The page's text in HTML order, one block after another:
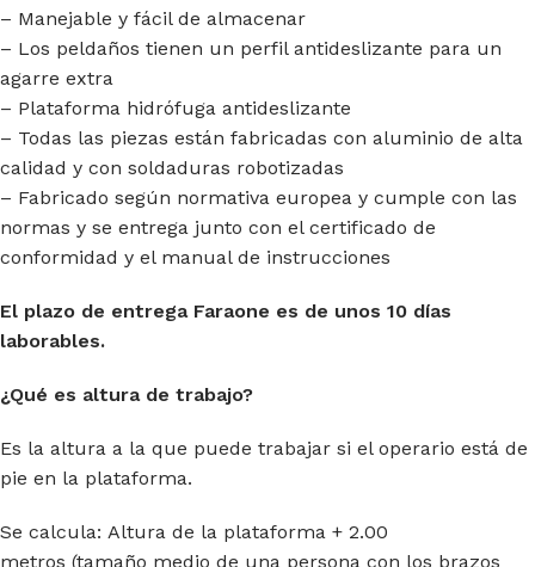
– Manejable y fácil de almacenar
– Los peldaños tienen un perfil antideslizante para un
agarre extra
– Plataforma hidrófuga antideslizante
– Todas las piezas están fabricadas con aluminio de alta
calidad y con soldaduras robotizadas
– Fabricado según normativa europea y cumple con las
normas y se entrega junto con el certificado de
conformidad y el manual de instrucciones
El plazo de entrega Faraone es de unos 10 días
laborables.
¿Qué es altura de trabajo?
Es la altura a la que puede trabajar si el operario está de
pie en la plataforma.
Se calcula: Altura de la plataforma + 2.00
metros (tamaño medio de una persona con los brazos